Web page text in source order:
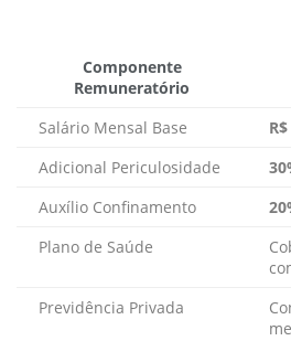
Componente
Remuneratório
Salário Mensal Base
Adicional Periculosidade
Auxílio Confinamento
Plano de Saúde
Previdência Privada